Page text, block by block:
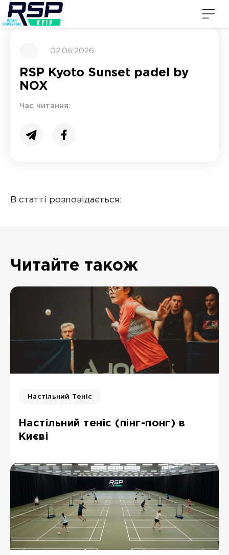
02.06.2026
RSP Kyoto Sunset padel by
NOX
Час читання:
В статті розповідається:
Читайте також
Настільний Теніс
Настільний теніс (пінг-понг) в
Києві